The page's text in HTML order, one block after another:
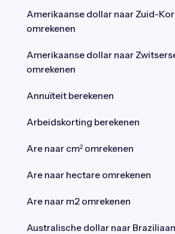
Amerikaanse dollar naar Zuid-
omrekenen
Amerikaanse dollar naar
omrekenen
Annuïteit berekenen
Arbeidskorting berekenen
Are naar cm² omrekenen
Are naar hectare omrekenen
Are naar m2 omrekenen
Australische dollar naar